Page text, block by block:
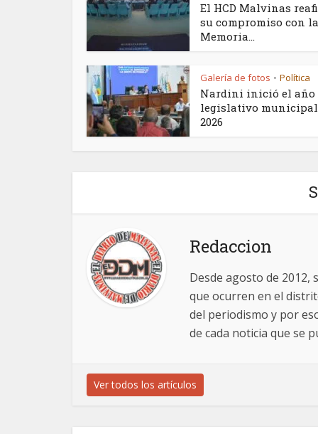
El HCD Malvinas
su compromiso con la
Memoria...
Galería de fotos • Política
Nardini inició el año
legislativo
2026
Redaccion
Desde agosto de
que ocurren en el
del periodismo y por
de cada noticia que se
Ver todos los artículos